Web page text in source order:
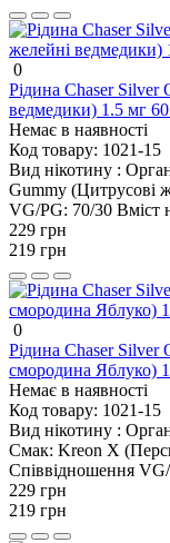
0
Рідина Chaser Silver
ведмедики) 1.5 мг
Немає в наявності
Код товару: 1021-15
Вид нікотину :
Gummy (Цитрусові
VG/PG: 70/30 Вміст
229 грн
219 грн
0
Рідина Chaser
смородина Яблуко)
Немає в наявності
Код товару: 1021-15
Вид нікотину :
Смак: Kreon Х
Співвідношення
229 грн
219 грн